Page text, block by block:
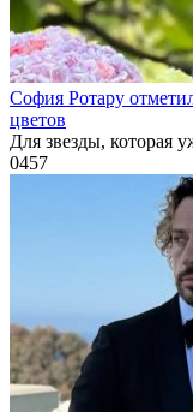
София Ротару
цветов
Для звезды, которая
0457